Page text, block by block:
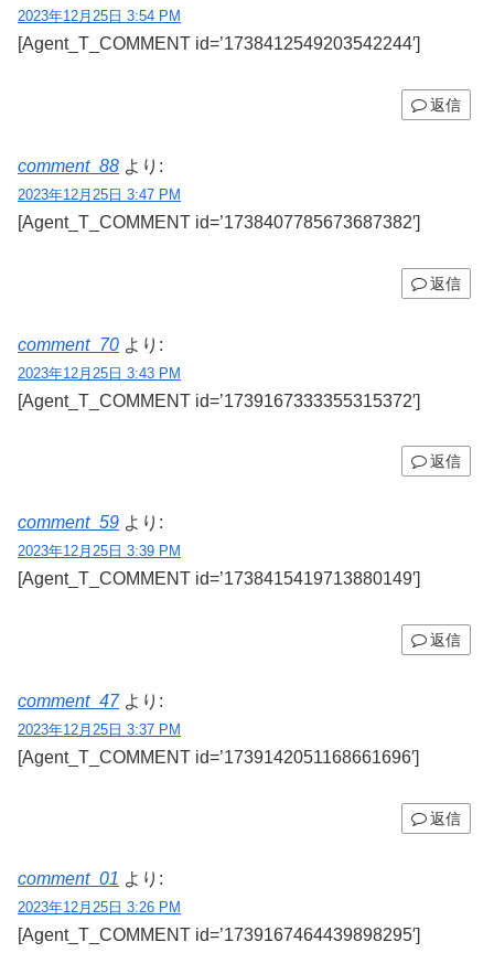
2023年12月25日 3:54 PM
[Agent_T_COMMENT id=’1738412549203542244′]
返信
comment_88 より:
2023年12月25日 3:47 PM
[Agent_T_COMMENT id=’1738407785673687382′]
返信
comment_70 より:
2023年12月25日 3:43 PM
[Agent_T_COMMENT id=’1739167333355315372′]
返信
comment_59 より:
2023年12月25日 3:39 PM
[Agent_T_COMMENT id=’1738415419713880149′]
返信
comment_47 より:
2023年12月25日 3:37 PM
[Agent_T_COMMENT id=’1739142051168661696′]
返信
comment_01 より:
2023年12月25日 3:26 PM
[Agent_T_COMMENT id=’1739167464439898295′]